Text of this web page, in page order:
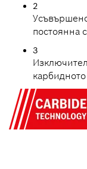
2
постоянна
3